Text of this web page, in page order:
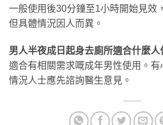
一般使用後30分鐘至1小時開始見效
但具體情況因人而異。
男人半夜成日起身去廁所適合什麼人
適合有相關需求嘅成年男性使用。
情況人士應先諮詢醫生意見。